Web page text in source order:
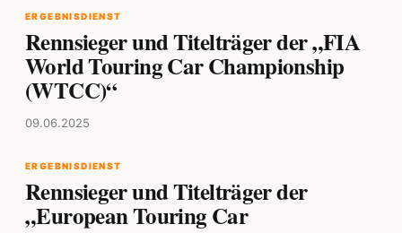
ERGEBNISDIENST
Rennsieger und Titelträger der „FIA
World Touring Car Championship
(WTCC)“
09.06.2025
ERGEBNISDIENST
Rennsieger und Titelträger der
„European Touring Car